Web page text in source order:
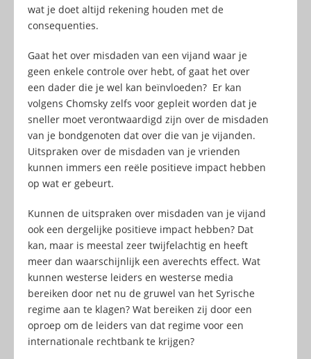
wat je doet altijd rekening houden met de
consequenties.
Gaat het over misdaden van een vijand waar je
geen enkele controle over hebt, of gaat het over
een dader die je wel kan beïnvloeden? Er kan
volgens Chomsky zelfs voor gepleit worden dat je
sneller moet verontwaardigd zijn over de misdaden
van je bondgenoten dat over die van je vijanden.
Uitspraken over de misdaden van je vrienden
kunnen immers een reële positieve impact hebben
op wat er gebeurt.
Kunnen de uitspraken over misdaden van je vijand
ook een dergelijke positieve impact hebben? Dat
kan, maar is meestal zeer twijfelachtig en heeft
meer dan waarschijnlijk een averechts effect. Wat
kunnen westerse leiders en westerse media
bereiken door net nu de gruwel van het Syrische
regime aan te klagen? Wat bereiken zij door een
oproep om de leiders van dat regime voor een
internationale rechtbank te krijgen?